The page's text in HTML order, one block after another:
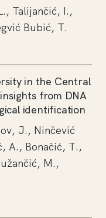
Talijančić, I.,
Bubić, T.
in the Central
from DNA
identification
J., Ninčević
A., Bonačić, T.,
M.,